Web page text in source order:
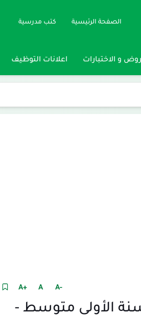
الصفحة الرئيسية كتب مدرسية
و الاختبارات اعلانات التوظيف
+A A -A
الأولى متوسط -